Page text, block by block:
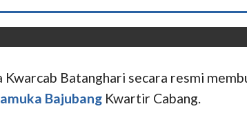
Kwarcab Batanghari secara resmi
Bajubang Kwartir Cabang.